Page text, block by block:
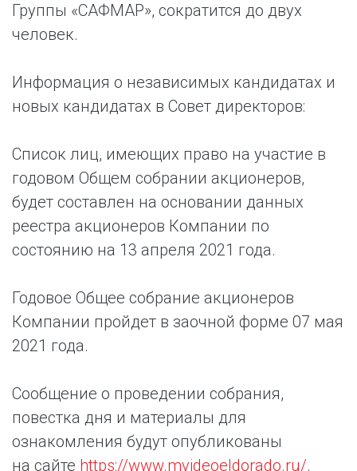
Группы «САФМАР», сократится до двух
человек.
Информация о независимых кандидатах и
новых кандидатах в Совет директоров:
Список лиц, имеющих право на участие в
годовом Общем собрании акционеров,
будет составлен на основании данных
реестра акционеров Компании по
состоянию на 13 апреля 2021 года.
Годовое Общее собрание акционеров
Компании пройдет в заочной форме 07 мая
2021 года.
Сообщение о проведении собрания,
повестка дня и материалы для
ознакомления будут опубликованы
на сайте https://www.mvideoeldorado.ru/.